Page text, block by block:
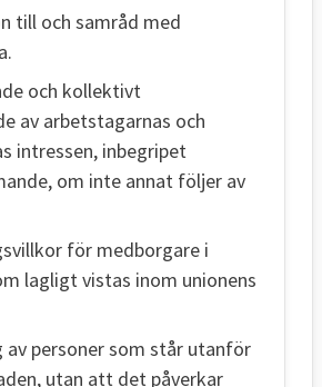
till och samråd med
och kollektivt
av arbetstagarnas och
intressen, inbegripet
om inte annat följer av
för medborgare i
lagligt vistas inom unionens
av personer som står utanför
utan att det påverkar